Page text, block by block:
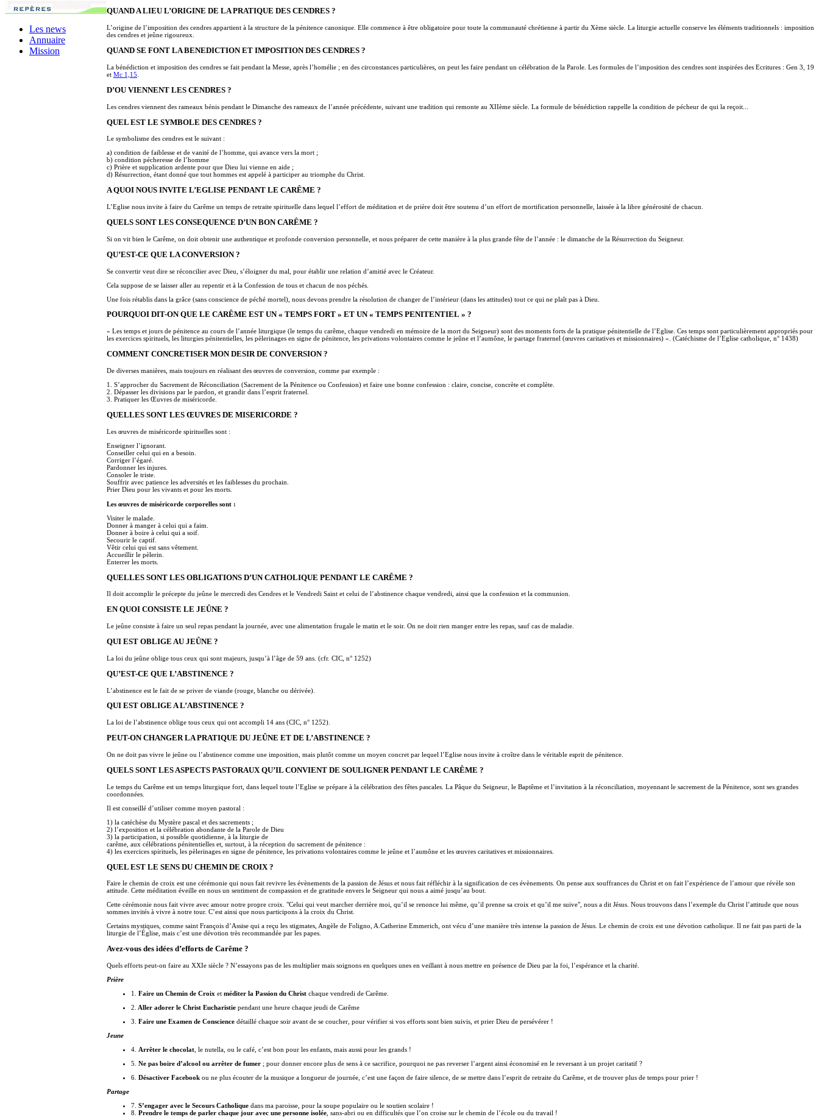
Les news
Annuaire
Mission
QUAND A LIEU L’ORIGINE DE LA PRATIQUE DES CENDRES ?
L’origine de l’imposition des cendres appartient à la structure de la pénitence canonique. Elle commence à être obligatoire pour toute la communauté chrétienne à partir du Xème siècle. La liturgie actuelle conserve les éléments traditionnels : imposition
des cendres et jeûne rigoureux.
QUAND SE FONT LA BENEDICTION ET IMPOSITION DES CENDRES ?
La bénédiction et imposition des cendres se fait pendant la Messe, après l’homélie ; en des circonstances particulières, on peut les faire pendant un célébration de la Parole. Les formules de l’imposition des cendres sont inspirées des Ecritures : Gen 3, 19
et Mc 1,15
D’OU VIENNENT LES CENDRES ?
Les cendres viennent des rameaux bénis pendant le Dimanche des rameaux de l’année précédente, suivant une tradition qui remonte au XIIème siècle. La formule de bénédiction rappelle la condition de pécheur de qui la reçoit...
QUEL EST LE SYMBOLE DES CENDRES ?
Le symbolisme des cendres est le suivant :
a) condition de faiblesse et de vanité de l’homme, qui avance vers la mort ;
b) condition pécheresse de l’homme
c) Prière et supplication ardente pour que Dieu lui vienne en aide ;
d) Résurrection, étant donné que tout hommes est appelé à participer au triomphe du Christ.
A QUOI NOUS INVITE L’EGLISE PENDANT LE CARÊME ?
L’Eglise nous invite à faire du Carême un temps de retraite spirituelle dans lequel l’effort de méditation et de prière doit être soutenu d’un effort de mortification personnelle, laissée à la libre générosité de chacun.
QUELS SONT LES CONSEQUENCE D’UN BON CARÊME ?
Si on vit bien le Carême, on doit obtenir une authentique et profonde conversion personnelle, et nous préparer de cette manière à la plus grande fête de l’année : le dimanche de la Résurrection du Seigneur.
QU’EST-CE QUE LA CONVERSION ?
Se convertir veut dire se réconcilier avec Dieu, s’éloigner du mal, pour établir une relation d’amitié avec le Créateur.
Cela suppose de se laisser aller au repentir et à la Confession de tous et chacun de nos péchés.
Une fois rétablis dans la grâce (sans conscience de péché mortel), nous devons prendre la résolution de changer de l’intérieur (dans les attitudes) tout ce qui ne plaît pas à Dieu.
POURQUOI DIT-ON QUE LE CARÊME EST UN « TEMPS FORT » ET UN « TEMPS PENITENTIEL » ?
« Les temps et jours de pénitence au cours de l’année liturgique (le temps du carême, chaque vendredi en mémoire de la mort du Seigneur) sont des moments forts de la pratique pénitentielle de l’Eglise. Ces temps sont particulièrement appropriés pour
les exercices spirituels, les liturgies pénitentielles, les pèlerinages en signe de pénitence, les privations volontaires comme le jeûne et l’aumône, le partage fraternel (œuvres caritatives et missionnaires) ». (Catéchisme de l’Eglise catholique, n° 1438)
COMMENT CONCRETISER MON DESIR DE CONVERSION ?
De diverses manières, mais toujours en réalisant des œuvres de conversion, comme par exemple :
1. S’approcher du Sacrement de Réconciliation (Sacrement de la Pénitence ou Confession) et faire une bonne confession : claire, concise, concrète et complète.
2. Dépasser les divisions par le pardon, et grandir dans l’esprit fraternel.
3. Pratiquer les Œuvres de miséricorde.
QUELLES SONT LES ŒUVRES DE MISERICORDE ?
Les œuvres de miséricorde spirituelles sont :
Enseigner l’ignorant.
Conseiller celui qui en a besoin.
Corriger l’égaré.
Pardonner les injures.
Consoler le triste.
Souffrir avec patience les adversités et les faiblesses du prochain.
Prier Dieu pour les vivants et pour les morts.
Les œuvres de miséricorde corporelles sont :
Visiter le malade.
Donner à manger à celui qui a faim.
Donner à boire à celui qui a soif.
Secourir le captif.
Vêtir celui qui est sans vêtement.
Accueillir le pèlerin.
Enterrer les morts.
QUELLES SONT LES OBLIGATIONS D’UN CATHOLIQUE PENDANT LE CARÊME ?
Il doit accomplir le précepte du jeûne le mercredi des Cendres et le Vendredi Saint et celui de l’abstinence chaque vendredi, ainsi que la confession et la communion.
EN QUOI CONSISTE LE JEÛNE ?
Le jeûne consiste à faire un seul repas pendant la journée, avec une alimentation frugale le matin et le soir. On ne doit rien manger entre les repas, sauf cas de maladie.
QUI EST OBLIGE AU JEÛNE ?
La loi du jeûne oblige tous ceux qui sont majeurs, jusqu’à l’âge de 59 ans. (cfr. CIC, n° 1252)
QU’EST-CE QUE L’ABSTINENCE ?
L’abstinence est le fait de se priver de viande (rouge, blanche ou dérivée).
QUI EST OBLIGE A L’ABSTINENCE ?
La loi de l’abstinence oblige tous ceux qui ont accompli 14 ans (CIC, n° 1252).
PEUT-ON CHANGER LA PRATIQUE DU JEÛNE ET DE L’ABSTINENCE ?
On ne doit pas vivre le jeûne ou l’abstinence comme une imposition, mais plutôt comme un moyen concret par lequel l’Eglise nous invite à croître dans le véritable esprit de pénitence.
QUELS SONT LES ASPECTS PASTORAUX QU’IL CONVIENT DE SOULIGNER PENDANT LE CARÊME ?
Le temps du Carême est un temps liturgique fort, dans lequel toute l’Eglise se prépare à la célébration des fêtes pascales. La Pâque du Seigneur, le Baptême et l’invitation à la réconciliation, moyennant le sacrement de la Pénitence, sont ses grandes
coordonnées.
Il est conseillé d’utiliser comme moyen pastoral :
1) la catéchèse du Mystère pascal et des sacrements ;
2) l’exposition et la célébration abondante de la Parole de Dieu
3) la participation, si possible quotidienne, à la liturgie de
carême, aux célébrations pénitentielles et, surtout, à la réception du sacrement de pénitence :
4) les exercices spirituels, les pèlerinages en signe de pénitence, les privations volontaires comme le jeûne et l’aumône et les œuvres caritatives et missionnaires.
QUEL EST LE SENS DU CHEMIN DE CROIX ?
Faire le chemin de croix est une cérémonie qui nous fait revivre les évènements de la passion de Jésus et nous fait réfléchir à la signification de ces évènements. On pense aux souffrances du Christ et on fait l’expérience de l’amour que révèle son
attitude. Cette méditation éveille en nous un sentiment de compassion et de gratitude envers le Seigneur qui nous a aimé jusqu’au bout.
Cette cérémonie nous fait vivre avec amour notre propre croix. "Celui qui veut marcher derrière moi, qu’il se renonce lui même, qu’il prenne sa croix et qu’il me suive", nous a dit Jésus. Nous trouvons dans l’exemple du Christ l’attitude que nous
sommes invités à vivre à notre tour. C’est ainsi que nous participons à la croix du Christ.
Certains mystiques, comme saint François d’Assise qui a reçu les stigmates, Angèle de Foligno, A.Catherine Emmerich, ont vécu d’une manière très intense la passion de Jésus. Le chemin de croix est une dévotion catholique. Il ne fait pas parti de la
liturgie de l’Église, mais c’est une dévotion très recommandée par les papes.
Avez-vous des idées d’efforts de Carême ?
Quels efforts peut-on faire au XXIe siècle ? N’essayons pas de les multiplier mais soignons en quelques unes en veillant à nous mettre en présence de Dieu par la foi, l’espérance et la charité.
Prière
1. Faire un Chemin de Croix et méditer la Passion du Christ chaque vendredi de Carême.
2. Aller adorer le Christ Eucharistie pendant une heure chaque jeudi de Carême
3. Faire une Examen de Conscience détaillé chaque soir avant de se coucher, pour vérifier si vos efforts sont bien suivis, et prier Dieu de persévérer !
Jeune
4. Arrêter le chocolat , le nutella, ou le café, c’est bon pour les enfants, mais aussi pour les grands !
5. Ne pas boire d’alcool ou arrêter de fumer ; pour donner encore plus de sens à ce sacrifice, pourquoi ne pas reverser l’argent ainsi économisé en le reversant à un projet caritatif ?
6. Désactiver Facebook ou ne plus écouter de la musique a longueur de journée, c’est une façon de faire silence, de se mettre dans l’esprit de retraite du Carême, et de trouver plus de temps pour prier !
Partage
7. S’engager avec le Secours Catholique dans ma paroisse, pour la soupe populaire ou le soutien scolaire !
8. Prendre le temps de parler chaque jour avec une personne isolée , sans-abri ou en difficultés que l’on croise sur le chemin de l’école ou du travail !